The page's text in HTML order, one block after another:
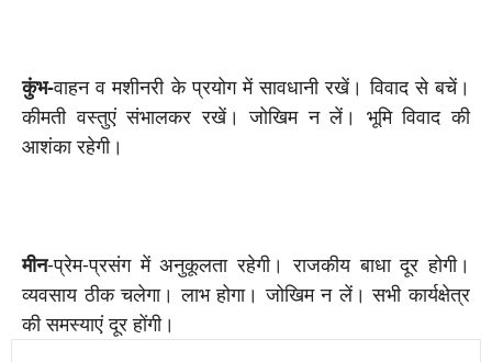
कुंभ-वाहन व मशीनरी के प्रयोग में सावधानी रखें। विवाद से बचें।
कीमती वस्तुएं संभालकर रखें। जोखिम न लें। भूमि विवाद की
आशंका रहेगी।
मीन-प्रेम-प्रसंग में अनुकूलता रहेगी। राजकीय बाधा दूर होगी।
व्यवसाय ठीक चलेगा। लाभ होगा। जोखिम न लें। सभी कार्यक्षेत्र
की समस्याएं दूर होंगी।